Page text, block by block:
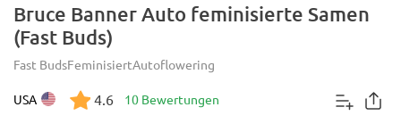
Bruce Banner Auto feminisierte Samen
(Fast Buds)
Fast BudsFeminisiertAutoflowering
USA 4.6 10 Bewertungen